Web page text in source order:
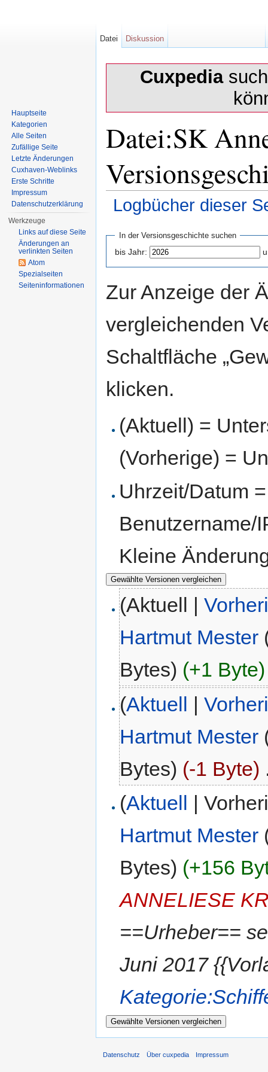
Cuxpedia
Datei:SK
Logbücher dieser
In der Versionsgeschichte suchen
bis Jahr:
Zur Anzeige der
vergleichenden
Schaltfläche
klicken.
(Aktuell) =
(Vorherige) =
Uhrzeit/Datum
Benutzername/
Kleine
(Aktuell |
Hartmut Mester
Bytes) (+1 Byte)
(Aktuell |
Hartmut Mester
Bytes) (-1 Byte)
(Aktuell |
Hartmut Mester
Bytes) (+156
ANNELIESE
==Urheber==
Juni 2017
Datei Diskussion
Hauptseite
Kategorien
Alle Seiten
Zufällige Seite
Letzte Änderungen
Cuxhaven-Weblinks
Erste Schritte
Impressum
Datenschutzerklärung
Werkzeuge
Links auf diese Seite
Änderungen an
verlinkten Seiten
Atom
Spezialseiten
Seiten­informationen
Datenschutz Über cuxpedia Impressum